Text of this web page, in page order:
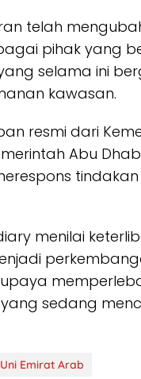
telah
pihak yang
selama ini
kawasan.
resmi dari
Abu
menilai
sedang
Uni Emirat Arab